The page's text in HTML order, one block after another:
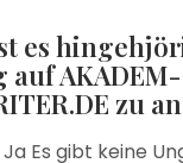
es
auf AKADEM-
zu
Es gibt keine